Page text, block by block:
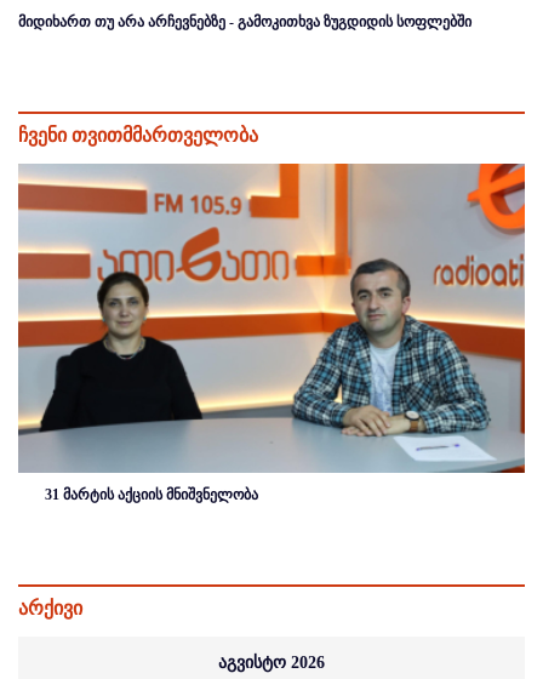
მიდიხართ თუ არა არჩევნებზე - გამოკითხვა ზუგდიდის სოფლებში
ჩვენი თვითმმართველობა
31 მარტის აქციის მნიშვნელობა
არქივი
აგვისტო 2026